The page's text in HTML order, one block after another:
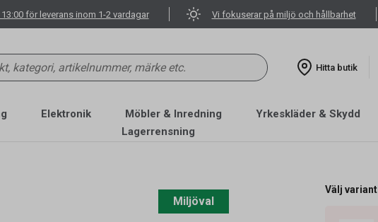
för leverans inom 1-2 vardagar Vi fokuserar på miljö och hållbarhet
Hitta butik
Elektronik Möbler & Inredning Yrkeskläder & Skydd
Lagerrensning
Miljöval
Välj variant